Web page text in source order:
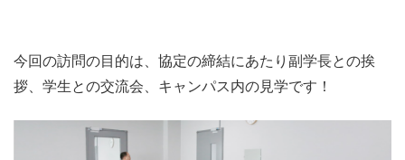
今回の訪問の目的は、協定の締結にあたり副学長との挨
拶、学生との交流会、キャンパス内の見学です！